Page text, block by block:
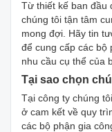
Từ thiết kế ban đầu
chúng tôi tận tâm
mong đợi. Hãy tin
để cung cấp các bộ
nhu cầu cụ thể của
Tại sao chọn
Tại công ty chúng
ở cam kết về quy
các bộ phận gia